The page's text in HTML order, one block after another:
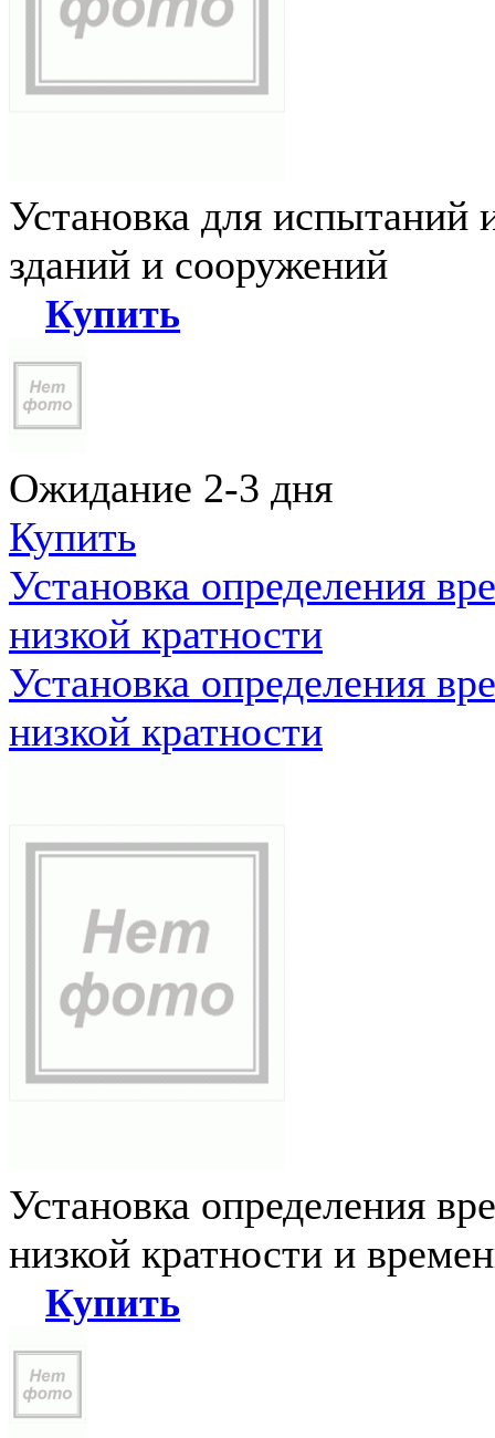
Установка для испытаний
зданий и сооружений
Купить
Ожидание 2-3 дня
Купить
Установка определения
низкой кратности
Установка определения
низкой кратности
Установка определения
низкой кратности и
Купить